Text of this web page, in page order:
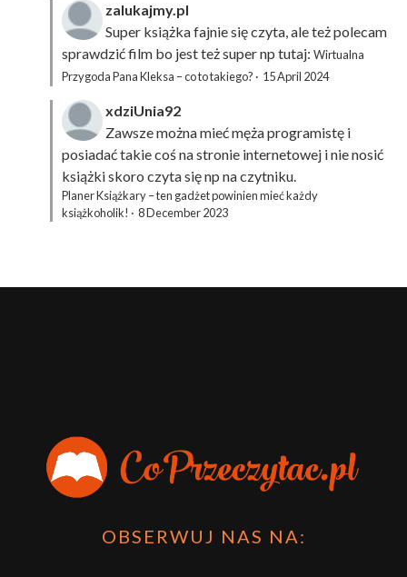
zalukajmy.pl
Super książka fajnie się czyta, ale też polecam
sprawdzić film bo jest też super np tutaj: Wirtualna
Przygoda Pana Kleksa – co to takiego? · 15 April 2024
xdziUnia92
Zawsze można mieć męża programistę i
posiadać takie coś na stronie internetowej i nie nosić
książki skoro czyta się np na czytniku.
Planer Książkary – ten gadżet powinien mieć każdy
książkoholik! · 8 December 2023
OBSERWUJ NAS NA: